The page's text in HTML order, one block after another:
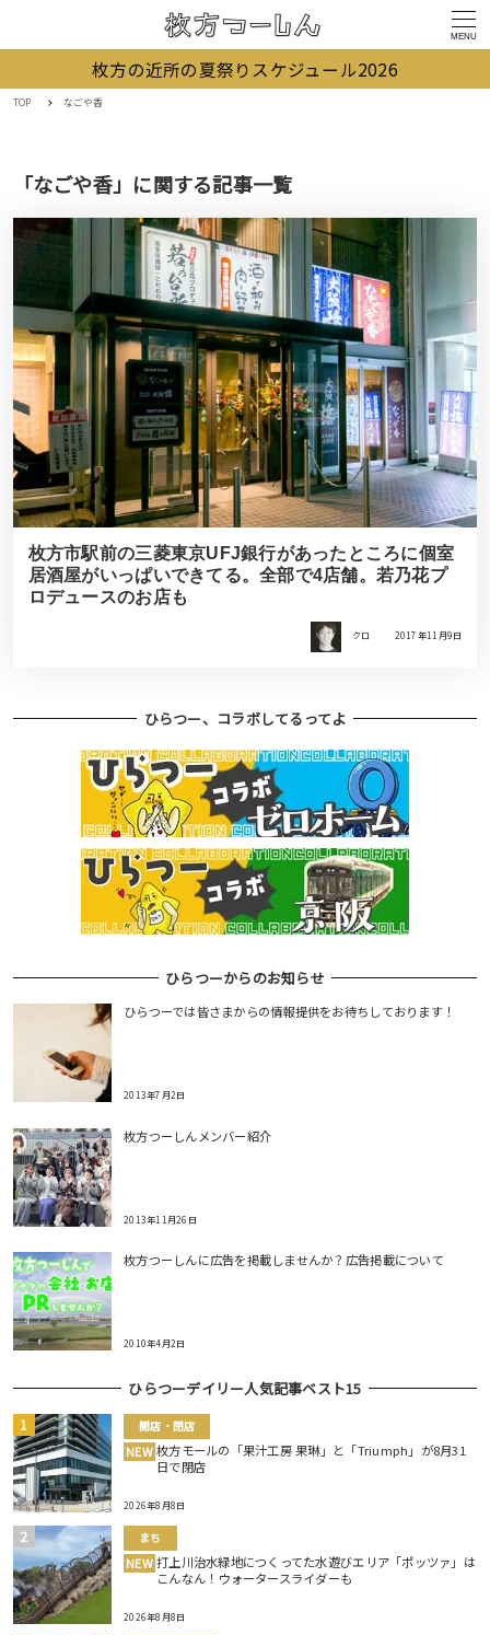
MENU
枚方の近所の夏祭りスケジュール2026
TOP なごや香
「なごや香」に関する記事一覧
枚方市駅前の三菱東京UFJ銀行があったところに個室
居酒屋がいっぱいできてる。全部で4店舗。若乃花プ
ロデュースのお店も
クロ 2017年11月9日
ひらつー、コラボしてるってよ
ひらつーからのお知らせ
ひらつーでは皆さまからの情報提供をお待ちしております！
2013年7月2日
枚方つーしんメンバー紹介
2013年11月26日
枚方つーしんに広告を掲載しませんか？広告掲載について
2010年4月2日
ひらつーデイリー人気記事ベスト15
開店・閉店
NEW 枚方モールの「果汁工房 果琳」と「Triumph」が8月31
日で閉店
2026年8月8日
まち
NEW 打上川治水緑地につくってた水遊びエリア「ポッツァ」は
こんなん！ウォータースライダーも
2026年8月8日